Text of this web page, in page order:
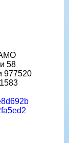
58
977520